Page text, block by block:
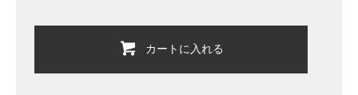
カートに入れる